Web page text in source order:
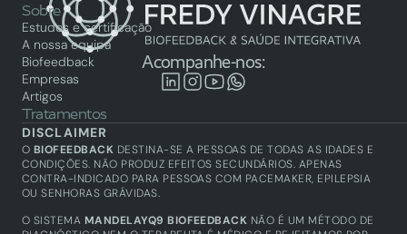
Acompanhe-nos:
Sobre
Estudos e certificação
A nossa equipa
Biofeedback
Empresas
Artigos
Tratamentos
Biofeedback
Saúde integrativa
Academy
Biofeedback
Técnicos certificados
Produtos
DISCLAIMER
O BIOFEEDBACK DESTINA-SE A PESSOAS DE TODAS AS IDADES E
CONDIÇÕES. NÃO PRODUZ EFEITOS SECUNDÁRIOS. APENAS
CONTRA-INDICADO PARA PESSOAS COM PACEMAKER, EPILEPSIA
OU SENHORAS GRÁVIDAS.
O SISTEMA MANDELAYQ9 BIOFEEDBACK NÃO É UM MÉTODO DE